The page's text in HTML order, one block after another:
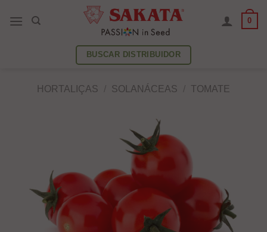
0
BUSCAR DISTRIBUIDOR
HORTALIÇAS / SOLANÁCEAS / TOMATE